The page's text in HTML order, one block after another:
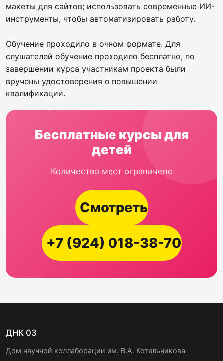
макеты для сайтов; использовать современные ИИ-
инструменты, чтобы автоматизировать работу.
Обучение проходило в очном формате. Для
слушателей обучение проходило бесплатно, по
завершении курса участникам проекта были
вручены удостоверения о повышении
квалификации.
Бесплатные курсы для
детей
Количество мест ограничено
Смотреть
+7 (924) 018-38-70
ДНК 03
Дом научной коллаборации им. В.А. Котельникова